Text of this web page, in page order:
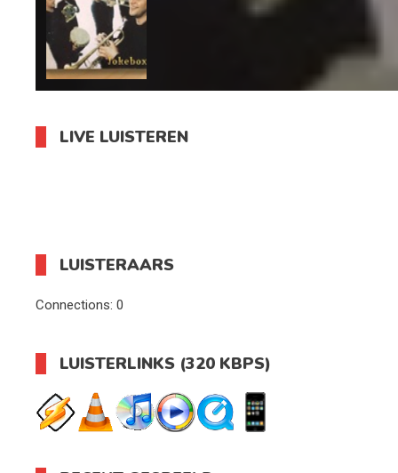
LIVE LUISTEREN
LUISTERAARS
Connections: 0
LUISTERLINKS (320 KBPS)